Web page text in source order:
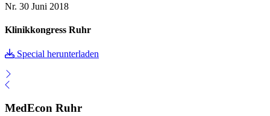
Nr. 30 Juni 2018
Klinikkongress Ruhr
Special herunterladen
MedEcon Ruhr